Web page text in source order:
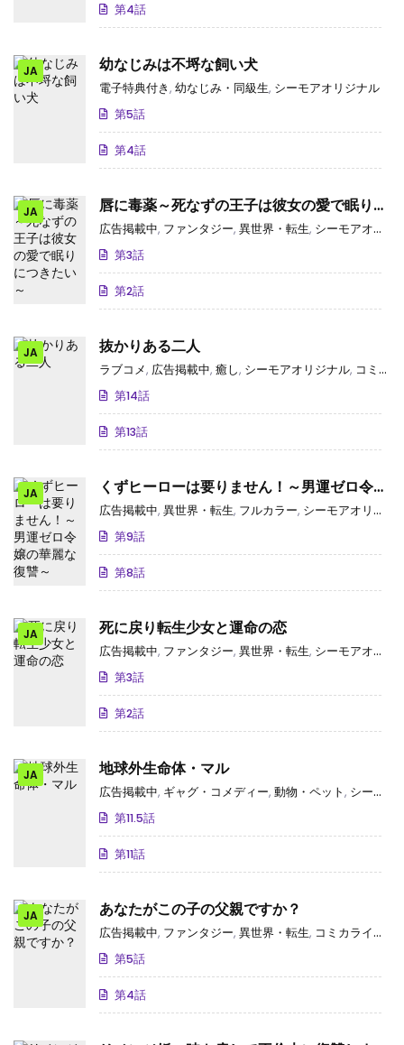
第4話
JA 幼なじみは不埒な飼い犬
電子特典付き, 幼なじみ・同級生, シーモアオリジナル
第5話
第4話
JA
唇に毒薬～死なずの王子は彼女の愛で眠りに
つきたい～
広告掲載中, ファンタジー, 異世界・転生, シーモアオリジナル
第3話
第2話
JA 抜かりある二人
ラブコメ, 広告掲載中, 癒し, シーモアオリジナル, コミックシーモア独占･先行
第14話
第13話
JA
くずヒーローは要りません！～男運ゼロ令嬢
の華麗な復讐～
広告掲載中, 異世界・転生, フルカラー, シーモアオリジナル
第9話
第8話
JA 死に戻り転生少女と運命の恋
広告掲載中, ファンタジー, 異世界・転生, シーモアオリジナル
第3話
第2話
JA 地球外生命体・マル
広告掲載中, ギャグ・コメディー, 動物・ペット, シーモアオリジナル
第11.5話
第11話
JA あなたがこの子の父親ですか？
広告掲載中, ファンタジー, 異世界・転生, コミカライズ(小説・ゲーム)
第5話
第4話